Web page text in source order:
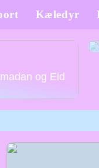
Kæledyr
og Eid